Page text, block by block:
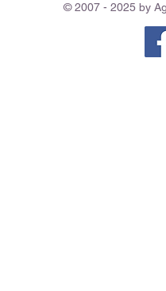
© 2007 - 2025 by